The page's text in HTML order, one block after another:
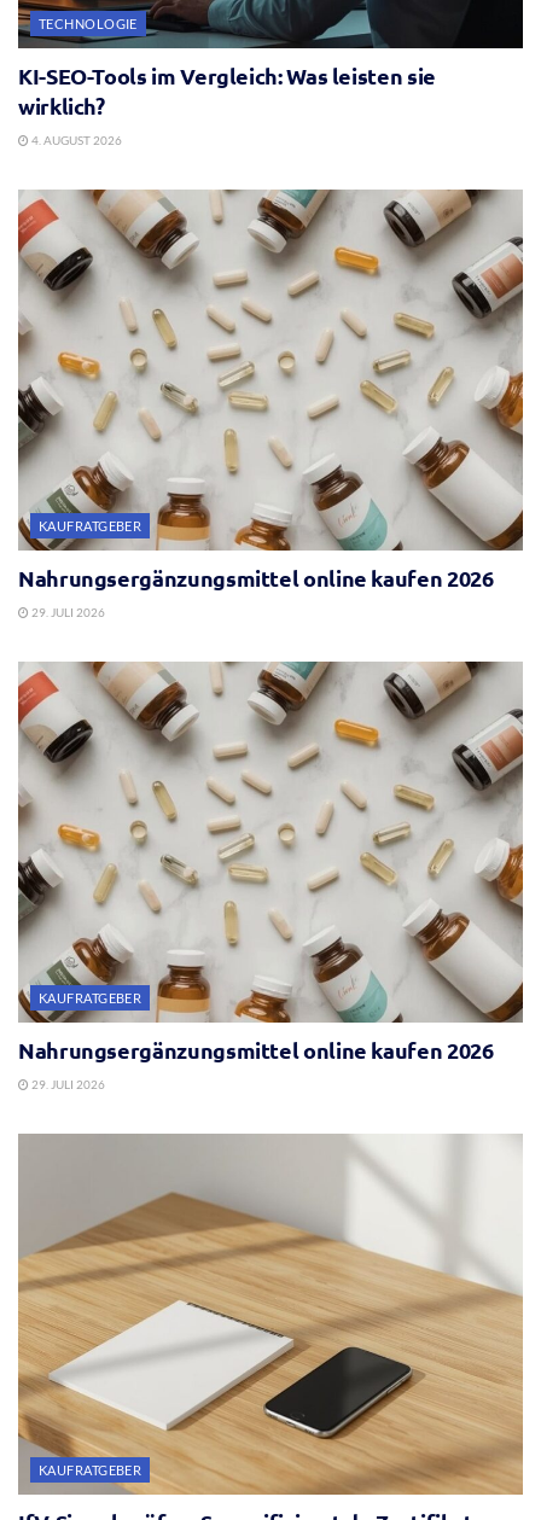
TECHNOLOGIE
KI-SEO-Tools im Vergleich: Was leisten sie
wirklich?
4. AUGUST 2026
KAUFRATGEBER
Nahrungsergänzungsmittel online kaufen 2026
29. JULI 2026
KAUFRATGEBER
Nahrungsergänzungsmittel online kaufen 2026
29. JULI 2026
KAUFRATGEBER